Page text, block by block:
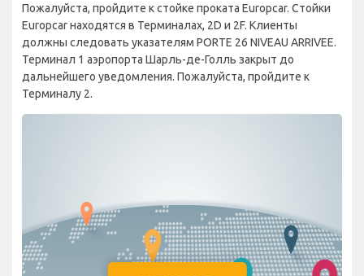
Пожалуйста, пройдите к стойке проката Europcar. Стойки
Europcar находятся в Терминалах, 2D и 2F. Клиенты
должны следовать указателям PORTE 26 NIVEAU ARRIVEE.
Терминал 1 аэропорта Шарль-де-Голль закрыт до
дальнейшего уведомления. Пожалуйста, пройдите к
Терминалу 2.